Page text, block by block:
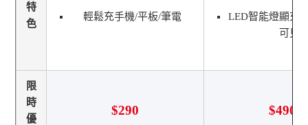
特
色
輕鬆充手機/平板/筆電
LED智能燈顯充
可見
限
時
優
$290 $490